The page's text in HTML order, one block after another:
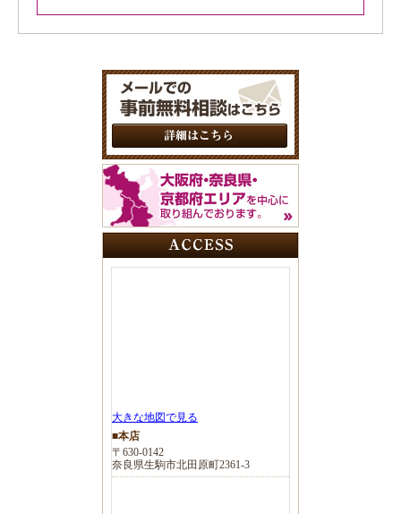
大きな地図で見る
■本店
〒630-0142
奈良県生駒市北田原町2361-3